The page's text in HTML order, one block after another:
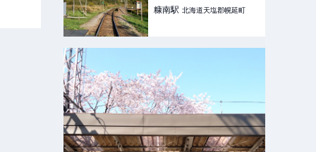
糠南駅 北海道天塩郡幌延町